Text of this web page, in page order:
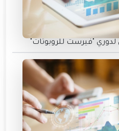
لدوري "فيرست للروبوتات"